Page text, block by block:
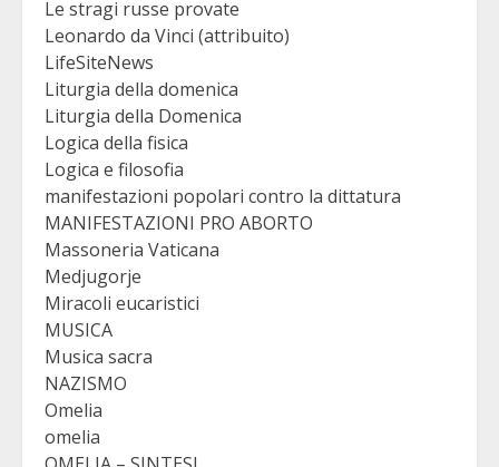
Le stragi russe provate
Leonardo da Vinci (attribuito)
LifeSiteNews
Liturgia della domenica
Liturgia della Domenica
Logica della fisica
Logica e filosofia
manifestazioni popolari contro la dittatura
MANIFESTAZIONI PRO ABORTO
Massoneria Vaticana
Medjugorje
Miracoli eucaristici
MUSICA
Musica sacra
NAZISMO
Omelia
omelia